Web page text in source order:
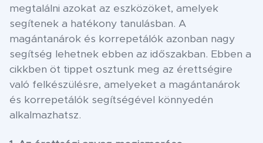
megtalálni azokat az eszközöket, amelyek
segítenek a hatékony tanulásban. A
magántanárok és korrepetálók azonban nagy
segítség lehetnek ebben az időszakban. Ebben a
cikkben öt tippet osztunk meg az érettségire
való felkészülésre, amelyeket a magántanárok
és korrepetálók segítségével könnyedén
alkalmazhatsz.